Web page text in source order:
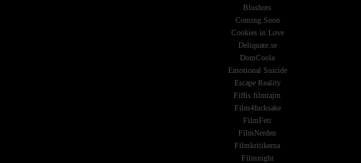
Blushots
Coming Soon
Cookies in Love
Deliquate.se
DomCoola
Emotional Suicide
Escape Reality
Fiffis filmtajm
Film4fucksake
FilmFett
FilmNerden
Filmkritikerna
Filmnight